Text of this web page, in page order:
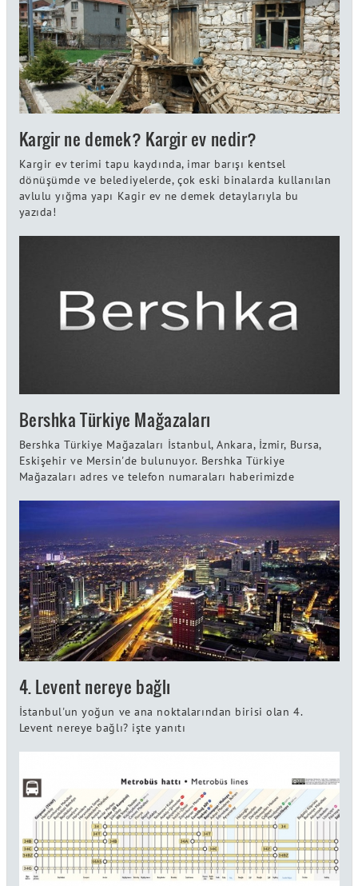
Kargir ne demek? Kargir ev nedir?
Kargir ev terimi tapu kaydında, imar barışı kentsel
dönüşümde ve belediyelerde, çok eski binalarda kullanılan
avlulu yığma yapı Kagir ev ne demek detaylarıyla bu
yazıda!
Bershka Türkiye Mağazaları
Bershka Türkiye Mağazaları İstanbul, Ankara, İzmir, Bursa,
Eskişehir ve Mersin'de bulunuyor. Bershka Türkiye
Mağazaları adres ve telefon numaraları haberimizde
4. Levent nereye bağlı
İstanbul'un yoğun ve ana noktalarından birisi olan 4.
Levent nereye bağlı? işte yanıtı